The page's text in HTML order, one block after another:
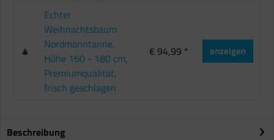
Echter
Weihnachtsbaum
Nordmanntanne,
Höhe 160 - 180 cm,
Premiumqualität,
frisch geschlagen
€ 94,99 * anzeigen
Beschreibung